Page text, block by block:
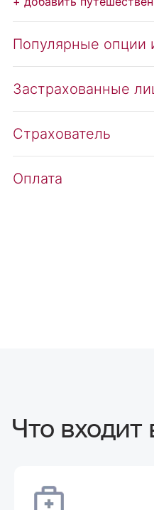
Что входит